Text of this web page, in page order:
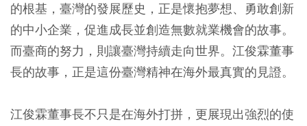
的根基，臺灣的發展歷史，正是懷抱夢想、勇敢創新
的中小企業，促進成長並創造無數就業機會的故事。
而臺商的努力，則讓臺灣持續走向世界。江俊霖董事
長的故事，正是這份臺灣精神在海外最真實的見證。
江俊霖董事長不只是在海外打拼，更展現出強烈的使